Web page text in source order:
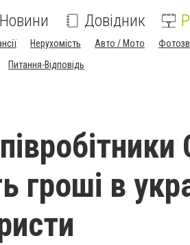
Новини Довідник
Нерухомість Авто / Мото
Питання-Відповідь
в